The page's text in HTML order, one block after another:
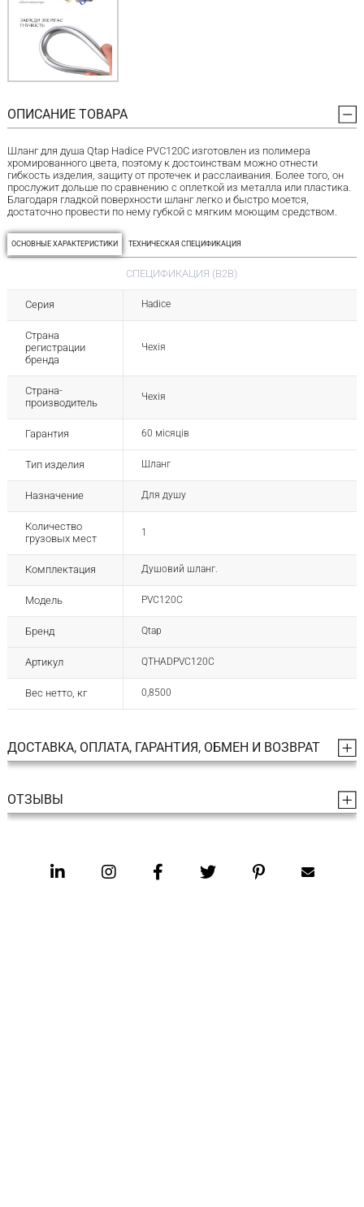
ОПИСАНИЕ ТОВАРА
Шланг для душа Qtap Hadice PVC120C изготовлен из полимера
хромированного цвета, поэтому к достоинствам можно отнести
гибкость изделия, защиту от протечек и расслаивания. Более того, он
прослужит дольше по сравнению с оплеткой из металла или пластика.
Благодаря гладкой поверхности шланг легко и быстро моется,
достаточно провести по нему губкой с мягким моющим средством.
ОСНОВНЫЕ ХАРАКТЕРИСТИКИ ТЕХНИЧЕСКАЯ СПЕЦИФИКАЦИЯ
СПЕЦИФИКАЦИЯ (B2B)
Серия Hadice
Страна
регистрации
бренда
Чехія
Страна-
производитель
Чехія
Гарантия 60 місяців
Тип изделия Шланг
Назначение Для душу
Количество
грузовых мест
1
Комплектация Душовий шланг.
Модель PVC120C
Бренд Qtap
Артикул QTHADPVC120C
Вес нетто, кг 0,8500
ДОСТАВКА, ОПЛАТА, ГАРАНТИЯ, ОБМЕН И ВОЗВРАТ
ОТЗЫВЫ